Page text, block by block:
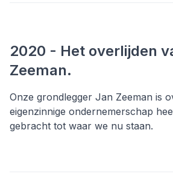
2020 - Het overlijden
Zeeman.
Onze grondlegger Jan Zeeman is
eigenzinnige ondernemerschap
gebracht tot waar we nu staan.